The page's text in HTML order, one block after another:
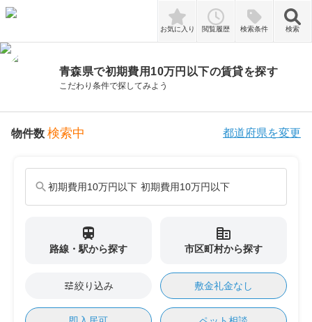
検索
お気に入り 閲覧履歴 検索条件 検索
青森県で初期費用10万円以下の賃貸を探す
こだわり条件で探してみよう
物件数 検索中 都道府県を変更
search初期費用10万円以下 初期費用10万円以下
train
路線・駅から探す
corporate_fare
市区町村から探す
tune絞り込み 敷金礼金なし